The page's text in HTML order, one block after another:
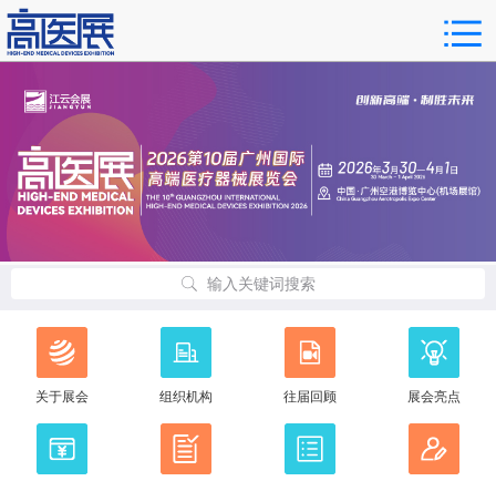
输入关键词搜索
关于展会 组织机构 往届回顾 展会亮点